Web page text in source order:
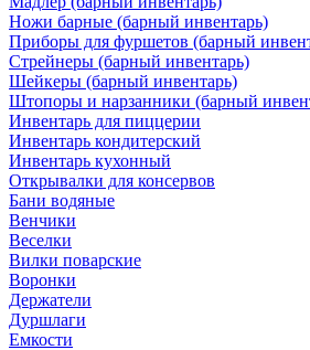
Ножи барные (барный инвентарь)
Приборы для фуршетов (барный
Стрейнеры (барный инвентарь)
Шейкеры (барный инвентарь)
Штопоры и нарзанники (барный
Инвентарь для пиццерии
Инвентарь кондитерский
Инвентарь кухонный
Открывалки для консервов
Бани водяные
Венчики
Веселки
Вилки поварские
Воронки
Держатели
Дуршлаги
Емкости